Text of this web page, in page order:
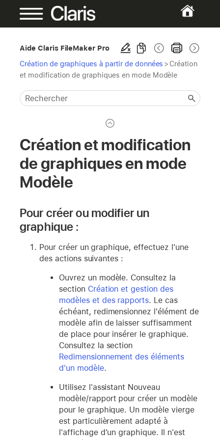
Aide Claris FileMaker Pro
Création de graphiques à partir de données > Création
et modification de graphiques en mode Modèle
Création et modification
de graphiques en mode
Modèle
Pour créer ou modifier un
graphique :
Pour créer un graphique, effectuez l'une
des actions suivantes :
Ouvrez un modèle. Consultez la
section Création et gestion des
modèles et des rapports. Le cas
échéant, redimensionnez l'élément de
modèle afin de laisser suffisamment
de place pour insérer le graphique.
Consultez la section
Redimensionnement des éléments
d'un modèle.
Utilisez l'assistant Nouveau
modèle/rapport pour créer un modèle
pour le graphique. Un modèle vierge
est particulièrement adapté à
l'affichage d'un graphique. Il n'est